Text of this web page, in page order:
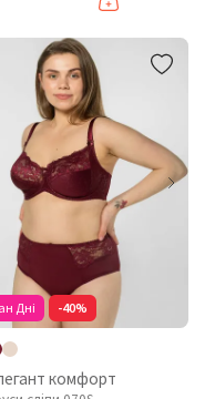
Дні -40%
комфорт